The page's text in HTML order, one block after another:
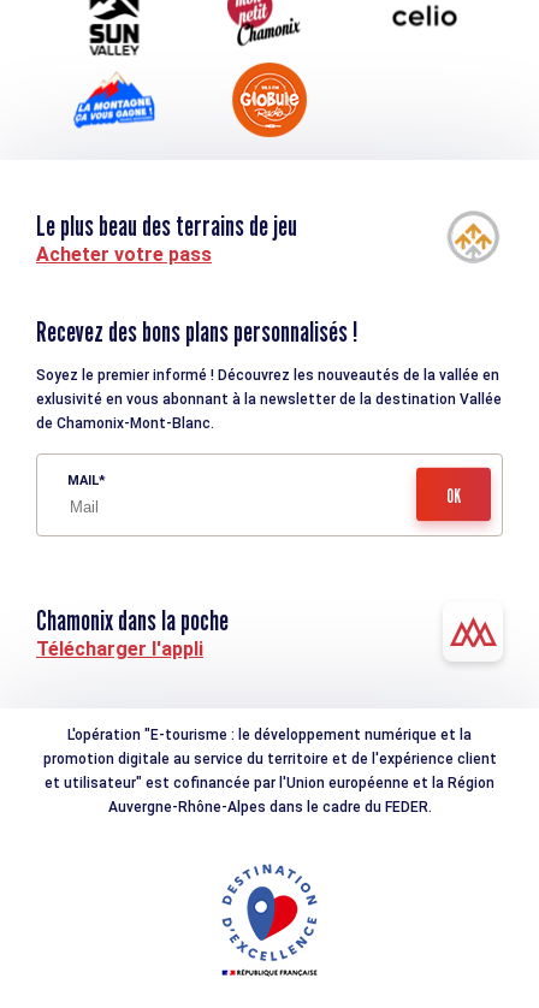
Le plus beau des terrains de jeu
Acheter votre pass
Recevez des bons plans personnalisés !
Soyez le premier informé ! Découvrez les nouveautés de la vallée en
exlusivité en vous abonnant à la newsletter de la destination Vallée
de Chamonix-Mont-Blanc.
MAIL
Chamonix dans la poche
Télécharger l'appli
L'opération "E-tourisme : le développement numérique et la
promotion digitale au service du territoire et de l'expérience client
et utilisateur" est cofinancée par l'Union européenne et la Région
Auvergne-Rhône-Alpes dans le cadre du FEDER.